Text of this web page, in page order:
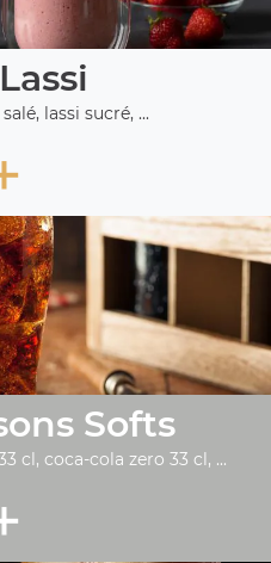
lassi sucré, ...
Softs
cl, coca-cola zero 33 cl, ...